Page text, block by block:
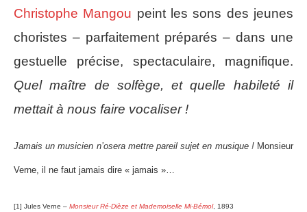
Christophe Mangou peint les sons des jeunes
choristes – parfaitement préparés – dans une
gestuelle précise, spectaculaire, magnifique.
Quel maître de solfège, et quelle habileté il
mettait à nous faire vocaliser !
Jamais un musicien n’osera mettre pareil sujet en musique !Monsieur
Verne, il ne faut jamais dire « jamais »…
[1] Jules Verne – Monsieur Ré-Dièze et Mademoiselle Mi-Bémol, 1893